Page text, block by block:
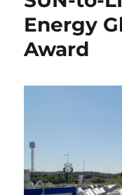
INFERNO
auf
1
Energy
Award